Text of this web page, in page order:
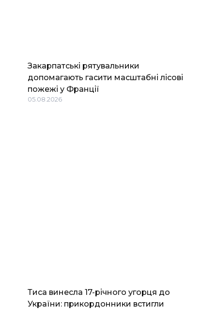
Закарпатські рятувальники
допомагають гасити масштабні лісові
пожежі у Франції
05.08.2026
Тиса винесла 17-річного угорця до
України: прикордонники встигли